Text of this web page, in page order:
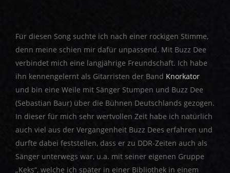
Für diesen Song suchte ich nach einer rockigen Stimme,
denn meine schien mir dafür unpassend. Mit Buzz Dee
verbindet mich eine langjährige Freundschaft. Ich habe
ihn kennengelernt als Gitarristen der Band Knorkator
und bin eine Weile mit Sänger Stumpen und Buzz Dee
(Sebastian Baur) über die Bühnen Deutschlands gezogen.
In dieser für mich sehr wertvollen Zeit habe ich natürlich
auch viel aus der Vergangenheit Buzz Dees erfahren und
durfte dabei feststellen, dass er zu DDR-Zeiten auch als
Sänger unterwegs war, u.a. mit seiner eigenen Gruppe
„Keks“, welche ich später in einer Bibliothek in einem